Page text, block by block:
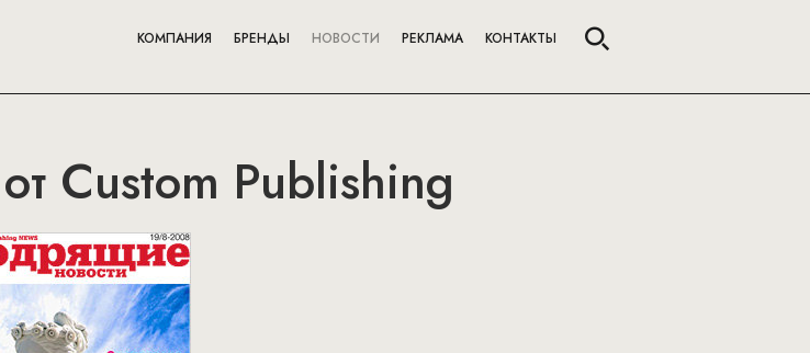
КОМПАНИЯ БРЕНДЫ НОВОСТИ РЕКЛАМА КОНТАКТЫ
Custom Publishing